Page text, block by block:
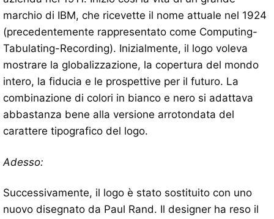
marchio di IBM, che ricevette il nome attuale nel 1924
(precedentemente rappresentato come Computing-
Tabulating-Recording). Inizialmente, il logo voleva
mostrare la globalizzazione, la copertura del mondo
intero, la fiducia e le prospettive per il futuro. La
combinazione di colori in bianco e nero si adattava
abbastanza bene alla versione arrotondata del
carattere tipografico del logo.
Adesso:
Successivamente, il logo è stato sostituito con uno
nuovo disegnato da Paul Rand. Il designer ha reso il